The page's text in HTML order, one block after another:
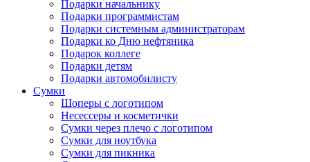
Подарки начальнику
Подарки программистам
Подарки системным администраторам
Подарки ко Дню нефтяника
Подарок коллеге
Подарки детям
Подарки автомобилисту
Сумки
Шоперы с логотипом
Несессеры и косметички
Сумки через плечо с логотипом
Сумки для ноутбука
Сумки для пикника